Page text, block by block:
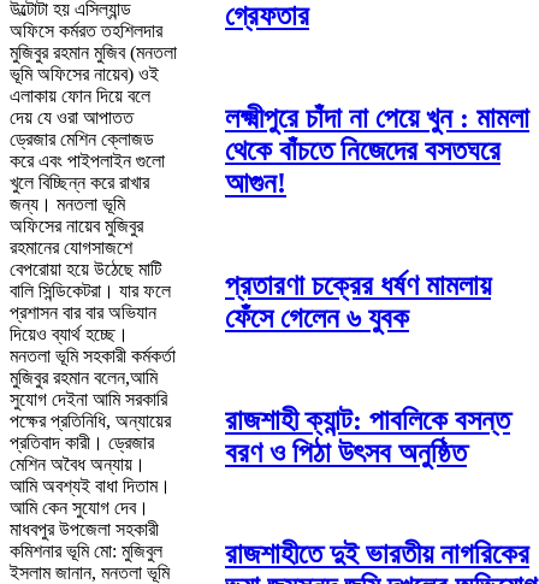
উল্টোটা হয় এসিল্যান্ড
অফিসে কর্মরত তহশিলদার
মুজিবুর রহমান মুজিব (মনতলা
ভূমি অফিসের নায়েব) ওই
এলাকায় ফোন দিয়ে বলে
দেয় যে ওরা আপাতত
ড্রেজার মেশিন ক্লোজড
করে এবং পাইপলাইন গুলো
খুলে বিচ্ছিন্ন করে রাখার
জন্য। মনতলা ভূমি
অফিসের নায়েব মুজিবুর
রহমানের যোগসাজশে
বেপরোয়া হয়ে উঠেছে মাটি
বালি সিন্ডিকেটরা। যার ফলে
প্রশাসন বার বার অভিযান
দিয়েও ব্যার্থ হচ্ছে।
মনতলা ভূমি সহকারী কর্মকর্তা
মুজিবুর রহমান বলেন,আমি
সুযোগ দেইনা আমি সরকারি
পক্ষের প্রতিনিধি, অন্যায়ের
প্রতিবাদ কারী। ড্রেজার
মেশিন অবৈধ অন্যায়।
আমি অবশ্যই বাধা দিতাম।
আমি কেন সুযোগ দেব।
মাধবপুর উপজেলা সহকারী
কমিশনার ভূমি মো: মুজিবুল
ইসলাম জানান, মনতলা ভূমি
গ্রেফতার
লক্ষ্মীপুরে চাঁদা না পেয়ে খুন : মামলা
থেকে বাঁচতে নিজেদের বসতঘরে
আগুন!
প্রতারণা চক্রের ধর্ষণ মামলায়
ফেঁসে গেলেন ৬ যুবক
রাজশাহী ক্যান্ট: পাবলিকে বসন্ত
বরণ ও পিঠা উৎসব অনুষ্ঠিত
রাজশাহীতে দুই ভারতীয় নাগরিকের